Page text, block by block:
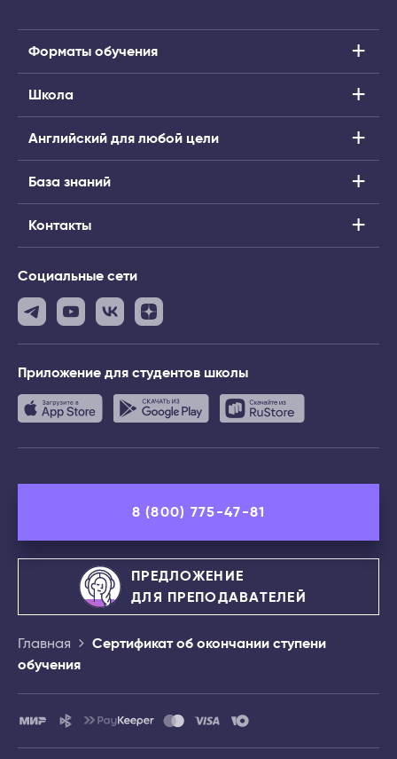
Форматы обучения
Школа
Английский для любой цели
База знаний
Контакты
Социальные сети
Приложение для студентов школы
8 (800) 775-47-81
ПРЕДЛОЖЕНИЕ
ДЛЯ ПРЕПОДАВАТЕЛЕЙ
Главная
Сертификат об окончании ступени
обучения